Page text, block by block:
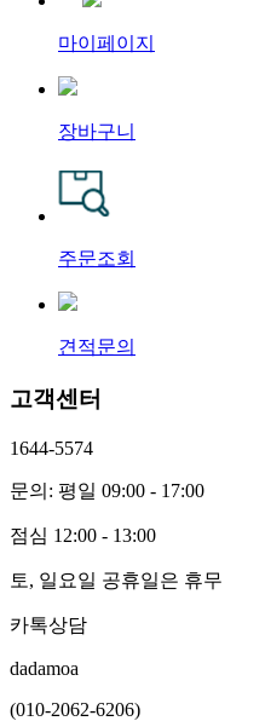
마이페이지
장바구니
주문조회
견적문의
고객센터
1644-5574
문의: 평일 09:00 - 17:00
점심 12:00 - 13:00
토, 일요일 공휴일은 휴무
카톡상담
dadamoa
(010-2062-6206)